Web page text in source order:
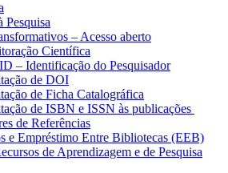
Pesquisa
– Acesso aberto
Científica
– Identificação do Pesquisador
de DOI
de Ficha Catalográfica
de ISBN e ISSN às publicações
de Referências
e Empréstimo Entre Bibliotecas (EEB)
de Aprendizagem e de Pesquisa